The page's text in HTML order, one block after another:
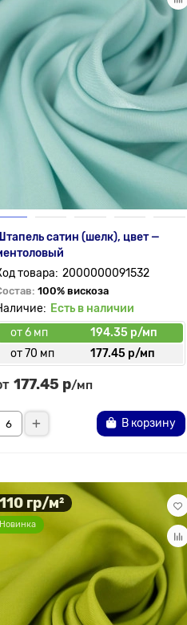
сатин (шелк), цвет —
2000000091532
100% вискоза
Есть в наличии
от 6 мп
194.35 р/мп
от 70 мп
177.45 р/мп
177.45 р/мп
В корзину
110 гр/м²
Новинка